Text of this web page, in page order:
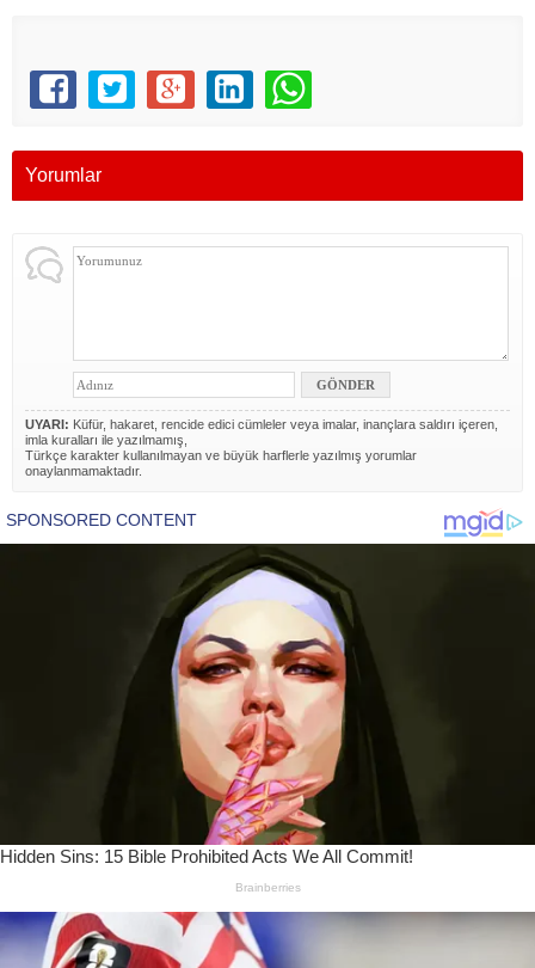
Yorumlar
UYARI: Küfür, hakaret, rencide edici cümleler veya imalar, inançlara saldırı içeren,
imla kuralları ile yazılmamış,
Türkçe karakter kullanılmayan ve büyük harflerle yazılmış yorumlar
onaylanmamaktadır.